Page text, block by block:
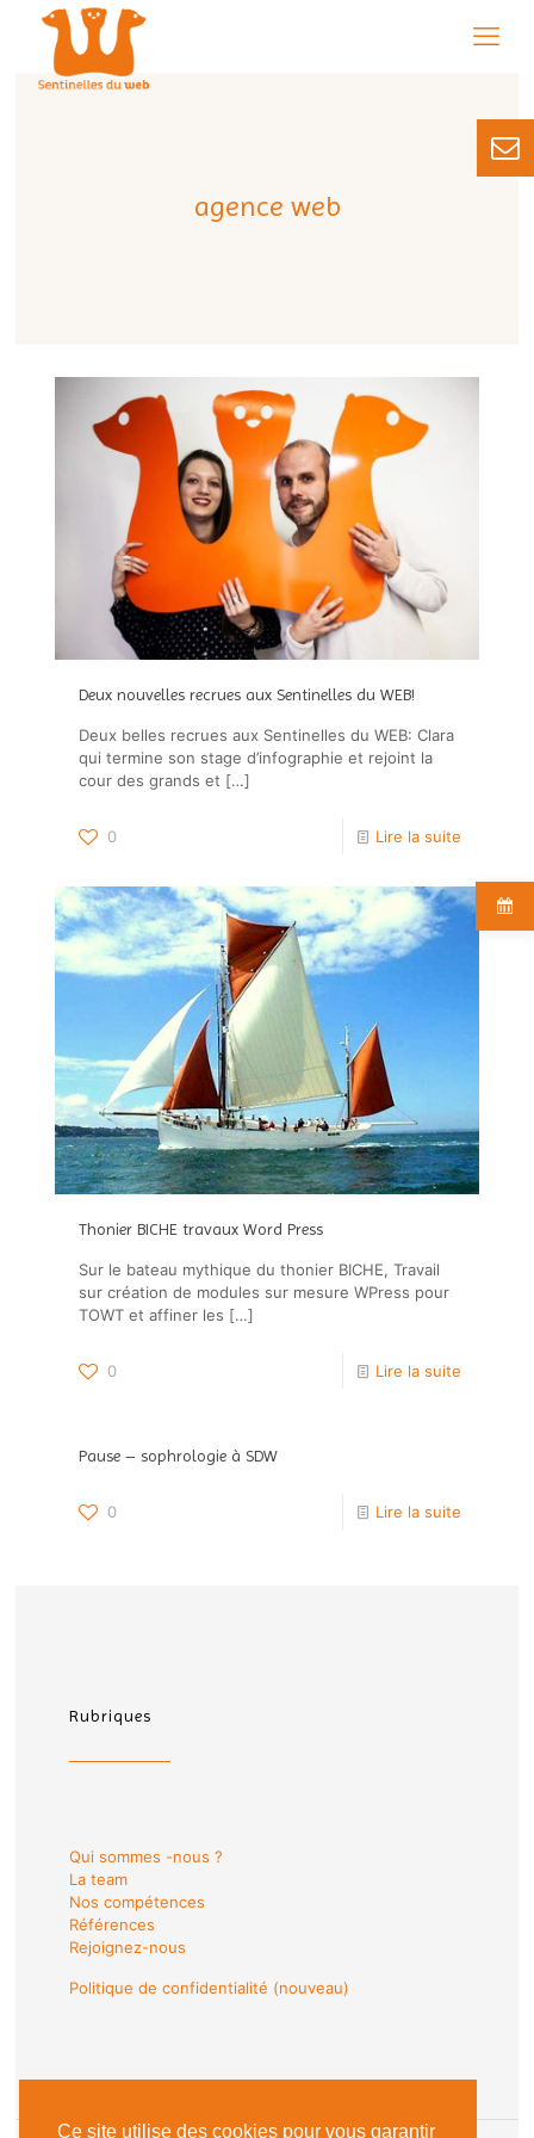
agence web
Deux nouvelles recrues aux Sentinelles du WEB!
Deux belles recrues aux Sentinelles du WEB: Clara
qui termine son stage d’infographie et rejoint la
cour des grands et […]
0 Lire la suite
Thonier BICHE travaux Word Press
Sur le bateau mythique du thonier BICHE, Travail
sur création de modules sur mesure WPress pour
TOWT et affiner les […]
0 Lire la suite
Pause – sophrologie à SDW
0 Lire la suite
Rubriques
Qui sommes -nous ?
La team
Nos compétences
Références
Rejoignez-nous
Politique de confidentialité (nouveau)
Ce site utilise des cookies pour vous garantir